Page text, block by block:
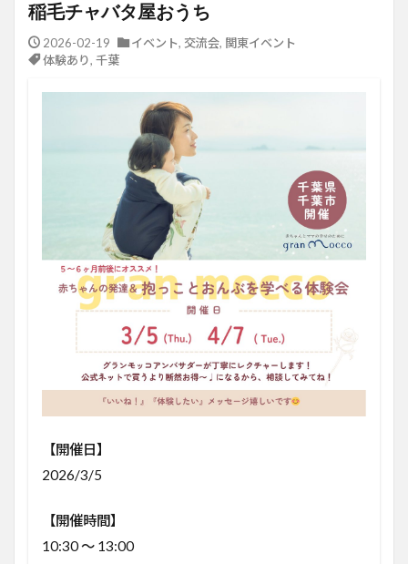
稲毛チャバタ屋おうち
2026-02-19 イベント, 交流会, 関東イベント
体験あり, 千葉
【開催日】
2026/3/5
【開催時間】
10:30 ～ 13:00